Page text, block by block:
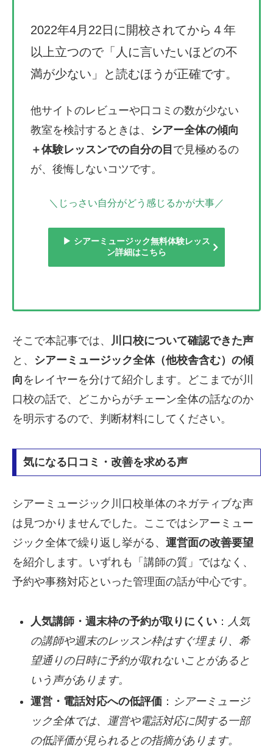
2022年4月22日に開校されてから４年
以上立つので「人に言いたいほどの不
満が少ない」と読むほうが正確です。
他サイトのレビューや口コミの数が少ない
教室を検討するときは、 シアー全体の傾向
＋体験レッスンでの自分の目 で見極めるの
が、後悔しないコツです。
＼じっさい自分がどう感じるかが大事 ／
▶ シアーミュージック無料体験レッス
ン詳細はこちら
そこで本記事では、 川口校について確認できた声
と、 シアーミュージック全体（他校舎含む）の傾
向 をレイヤーを分けて紹介します。どこまでが川
口校の話で、どこからがチェーン全体の話なのか
を明示するので、判断材料にしてください。
気になる口コミ・改善を求める声
シアーミュージック川口校単体のネガティブな声
は見つかりませんでした。ここではシアーミュー
ジック全体で繰り返し挙がる、 運営面の改善要望
を紹介します。いずれも「講師の質」ではなく、
予約や事務対応といった管理面の話が中心です。
人気講師・週末枠の予約が取りにくい： 人気
の講師や週末のレッスン枠はすぐ埋まり、希
望通りの日時に予約が取れないことがあると
いう声があります。
運営・電話対応への低評価： シアーミュージ
ック全体では、運営や電話対応に関する一部
の低評価が見られるとの指摘があります。